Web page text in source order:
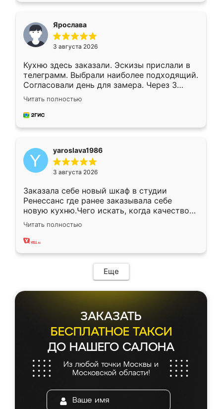
Ярослава
3 августа 2026
Кухню здесь заказали. Эскизы прислали в
телеграмм. Выбрали наиболее подходящий.
Согласовали день для замера. Через 3
недели кухня была уже готова. Остались
довольны работой. Спасибо Ренессанс
мебель за качественную работу!
Читать полностью
yaroslava1986
3 августа 2026
Заказала себе новый шкаф в студии
Ренессанс где ранее заказывала себе
новую кухню.Чего искать, когда качеством
вполне довольна. Служит кухня уже почти
два года, нареканий нет.
Читать полностью
Еще
ЗАКАЗАТЬ
БЕСПЛАТНОЕ ТАКСИ
ДО НАШЕГО САЛОНА
Из любой точки Москвы и
Московской области!